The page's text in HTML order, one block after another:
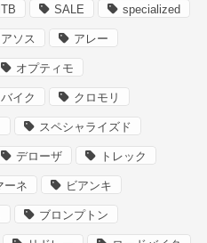
SALE specialized
アソス アレー
オプティモ
イク クロモリ
スペシャライズド
デローザ トレック
ーネ ビアンキ
ブロンプトン